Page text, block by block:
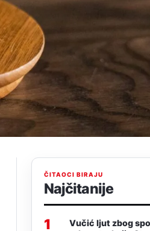
ČITAOCI BIRAJU
Najčitanije
1
Vučić ljut zbog